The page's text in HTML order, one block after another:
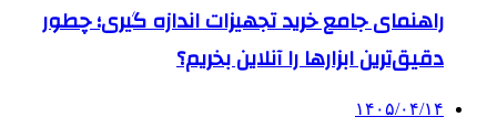
راهنمای جامع خرید تجهیزات اندازه گیری؛ چطور
دقیق‌ترین ابزارها را آنلاین بخریم؟
۱۴۰۵/۰۴/۱۴